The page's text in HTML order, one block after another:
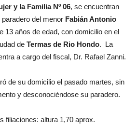
y la Familia Nº 06, se encuentran
del menor Fabián Antonio
13 años de edad, con domicilio en el
de Termas de Rio Hondo. La
a cargo del fiscal, Dr. Rafael Zanni.
de su domicilio el pasado martes, sin
y desconociéndose su paradero.
filiaciones: altura 1,70 aprox.